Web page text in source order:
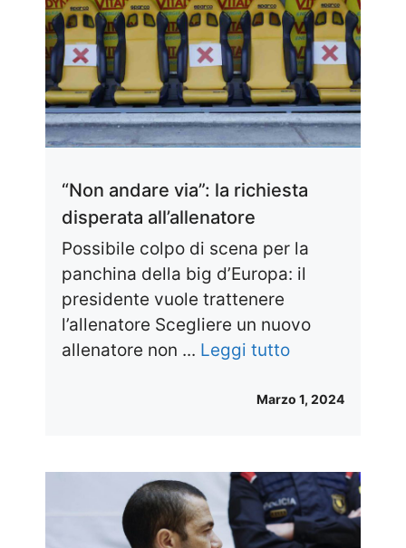
“Non andare via”: la richiesta
disperata all’allenatore
Possibile colpo di scena per la
panchina della big d’Europa: il
presidente vuole trattenere
l’allenatore Scegliere un nuovo
allenatore non ... Leggi tutto
Marzo 1, 2024